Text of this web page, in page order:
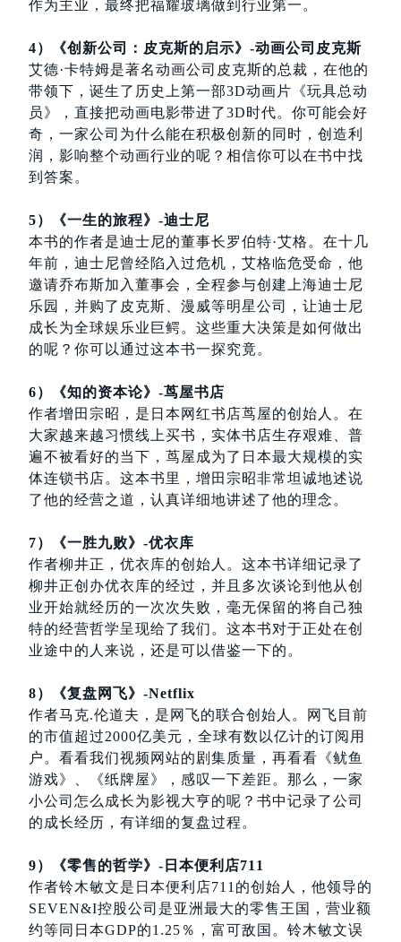
作为主业，最终把福耀玻璃做到行业第一。
4）《创新公司：皮克斯的启示》-动画公司皮克斯
艾德·卡特姆是著名动画公司皮克斯的总裁，在他的
带领下，诞生了历史上第一部3D动画片《玩具总动
员》，直接把动画电影带进了3D时代。你可能会好
奇，一家公司为什么能在积极创新的同时，创造利
润，影响整个动画行业的呢？相信你可以在书中找
到答案。
5）《一生的旅程》-迪士尼
本书的作者是迪士尼的董事长罗伯特·艾格。在十几
年前，迪士尼曾经陷入过危机，艾格临危受命，他
邀请乔布斯加入董事会，全程参与创建上海迪士尼
乐园，并购了皮克斯、漫威等明星公司，让迪士尼
成长为全球娱乐业巨鳄。这些重大决策是如何做出
的呢？你可以通过这本书一探究竟。
6）《知的资本论》-茑屋书店
作者增田宗昭，是日本网红书店茑屋的创始人。在
大家越来越习惯线上买书，实体书店生存艰难、普
遍不被看好的当下，茑屋成为了日本最大规模的实
体连锁书店。这本书里，增田宗昭非常坦诚地述说
了他的经营之道，认真详细地讲述了他的理念。
7）《一胜九败》-优衣库
作者柳井正，优衣库的创始人。这本书详细记录了
柳井正创办优衣库的经过，并且多次谈论到他从创
业开始就经历的一次次失败，毫无保留的将自己独
特的经营哲学呈现给了我们。这本书对于正处在创
业途中的人来说，还是可以借鉴一下的。
8）《复盘网飞》-Netflix
作者马克.伦道夫，是网飞的联合创始人。网飞目前
的市值超过2000亿美元，全球有数以亿计的订阅用
户。看看我们视频网站的剧集质量，再看看《鱿鱼
游戏》、《纸牌屋》，感叹一下差距。那么，一家
小公司怎么成长为影视大亨的呢？书中记录了公司
的成长经历，有详细的复盘过程。
9）《零售的哲学》-日本便利店711
作者铃木敏文是日本便利店711的创始人，他领导的
SEVEN&I控股公司是亚洲最大的零售王国，营业额
约等同日本GDP的1.25％，富可敌国。铃木敏文误